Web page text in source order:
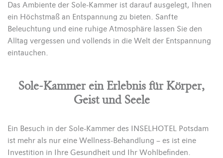
Das Ambiente der Sole-Kammer ist darauf ausgelegt, Ihnen
ein Höchstmaß an Entspannung zu bieten. Sanfte
Beleuchtung und eine ruhige Atmosphäre lassen Sie den
Alltag vergessen und vollends in die Welt der Entspannung
eintauchen.
Sole-Kammer ein Erlebnis für Körper,
Geist und Seele
Ein Besuch in der Sole-Kammer des INSELHOTEL Potsdam
ist mehr als nur eine Wellness-Behandlung – es ist eine
Investition in Ihre Gesundheit und Ihr Wohlbefinden.